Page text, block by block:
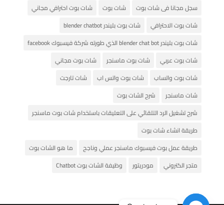
سجل مجانا فى شات بوت
شات بوت
شات بوت احترافي مجاني
شات بوت الاحترافي
شات بوت بليندر blender chatbot
شات بوت بليندر blender chat bot الذي طورته شركة فيسبوك facebook
شات بوت عربي
شات بوت ماسنجر
شات بوت مجاني
شات بوت واتساب
شات بوت واتس اب
شات تارجت
شات ماسنجر
شرح الشات بوت
شرح تشغيل الرد التلقائي على التعليقات باستخدام شات بوت ماسنجر
طريقة انشاء شات بوت
طريقة عمل بوت فيسبوك ماسنجر عملي وناجح
ما هو الشات بوت
متجر الكتروني
مودريتور وظيفة الشات بوت Chatbot